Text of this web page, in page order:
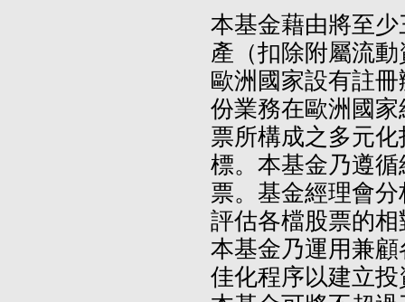
本基金藉由將至
產（扣除附屬流
歐洲國家設有註
份業務在歐洲國
票所構成之多元
標。本基金乃遵
票。基金經理會
評估各檔股票的
本基金乃運用兼
佳化程序以建立